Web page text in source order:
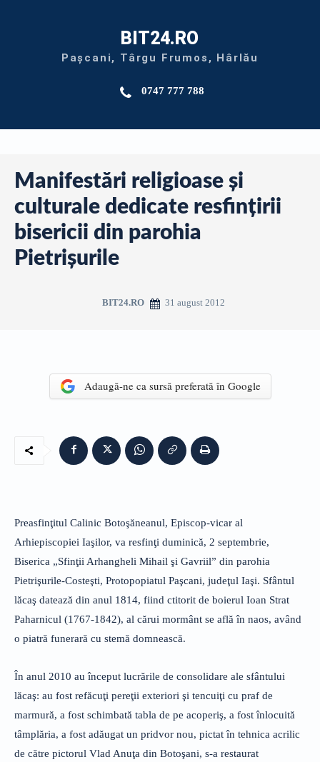
BIT24.RO
Pașcani, Târgu Frumos, Hârlău
0747 777 788
Manifestări religioase şi
culturale dedicate resfinţirii
bisericii din parohia
Pietrişurile
BIT24.RO 31 august 2012
Adaugă-ne ca sursă preferată în Google
Preasfinţitul Calinic Botoşăneanul, Episcop-vicar al
Arhiepiscopiei Iaşilor, va resfinţi duminică, 2 septembrie,
Biserica „Sfinţii Arhangheli Mihail şi Gavriil” din parohia
Pietrişurile-Costeşti, Protopopiatul Paşcani, judeţul Iaşi. Sfântul
lăcaş datează din anul 1814, fiind ctitorit de boierul Ioan Strat
Paharnicul (1767-1842), al cărui mormânt se află în naos, având
o piatră funerară cu stemă domnească.
În anul 2010 au început lucrările de consolidare ale sfântului
lăcaş: au fost refăcuţi pereţii exteriori şi tencuiţi cu praf de
marmură, a fost schimbată tabla de pe acoperiş, a fost înlocuită
tâmplăria, a fost adăugat un pridvor nou, pictat în tehnica acrilic
de către pictorul Vlad Anuţa din Botoşani, s-a restaurat